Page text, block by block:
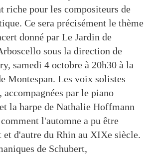
riche pour les compositeurs de
Ce sera précisément le thème
donné par Le Jardin de
sous la direction de
samedi 4 octobre à 20h30 à la
Montespan. Les voix solistes
accompagnées par le piano
la harpe de Nathalie Hoffmann
l'automne a pu être
et d'autre du Rhin au XIXe siècle.
de Schubert,